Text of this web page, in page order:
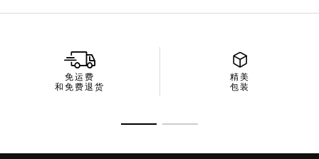
免运费
和免费退货
精美
包装